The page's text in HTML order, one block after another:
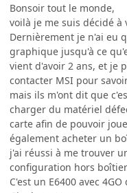
Bonsoir tout le monde,
voilà je me suis décidé à
Dernièrement je n'ai eu
graphique jusqu'à ce
vient d'avoir 2 ans, et je
contacter MSI pour
mais ils m'ont dit que
charger du matériel
carte afin de pouvoir
également acheter un
j'ai réussi à me trouver
configuration hors
C'est un E6400 avec